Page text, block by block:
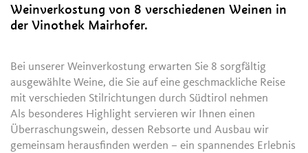
Weinverkostung von 8 verschiedenen Weinen in
der Vinothek Mairhofer.
Bei unserer Weinverkostung erwarten Sie 8 sorgfältig
ausgewählte Weine, die Sie auf eine geschmackliche Reise
mit verschieden Stilrichtungen durch Südtirol nehmen
Als besonderes Highlight servieren wir Ihnen einen
Überraschungswein, dessen Rebsorte und Ausbau wir
gemeinsam herausfinden werden – ein spannendes Erlebnis